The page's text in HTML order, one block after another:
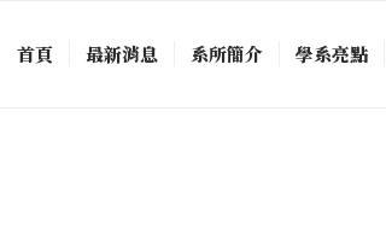
首頁 最新消息 系所簡介 學系亮點